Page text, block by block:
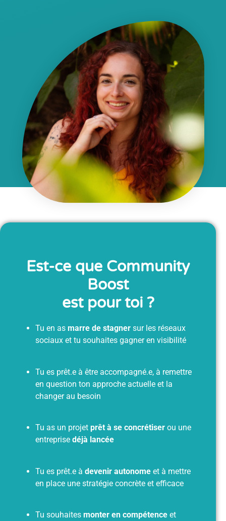
Est-ce que Community
Boost
est pour toi ?
Tu en as marre de stagner sur les réseaux
sociaux et tu souhaites gagner en visibilité
Tu es prêt.e à être accompagné.e, à remettre
en question ton approche actuelle et la
changer au besoin
Tu as un projet prêt à se concrétiser ou une
entreprise déjà lancée
Tu es prêt.e à devenir autonome et à mettre
en place une stratégie concrète et efficace
Tu souhaites monter en compétence et